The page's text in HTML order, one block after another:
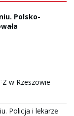
Polsko-
w Rzeszowie
Policja i lekarze